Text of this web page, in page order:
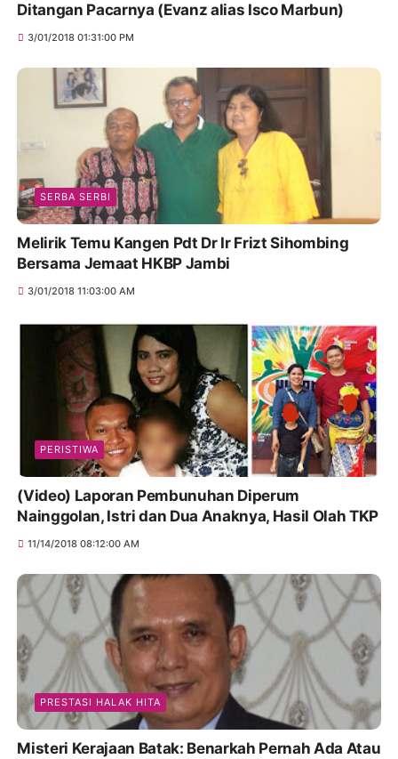
Ditangan Pacarnya (Evanz alias Isco Marbun)
3/01/2018 01:31:00 PM
SERBA SERBI
Melirik Temu Kangen Pdt Dr Ir Frizt Sihombing
Bersama Jemaat HKBP Jambi
3/01/2018 11:03:00 AM
PERISTIWA
(Video) Laporan Pembunuhan Diperum
Nainggolan, Istri dan Dua Anaknya, Hasil Olah TKP
11/14/2018 08:12:00 AM
PRESTASI HALAK HITA
Misteri Kerajaan Batak: Benarkah Pernah Ada Atau